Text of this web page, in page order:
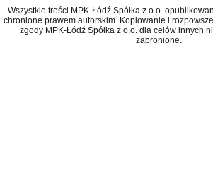
Wszystkie treści MPK-Łódź Spółka z o.o.
chronione prawem autorskim. Kopiowanie i
zgody MPK-Łódź Spółka z o.o. dla celów innych
zabronione.